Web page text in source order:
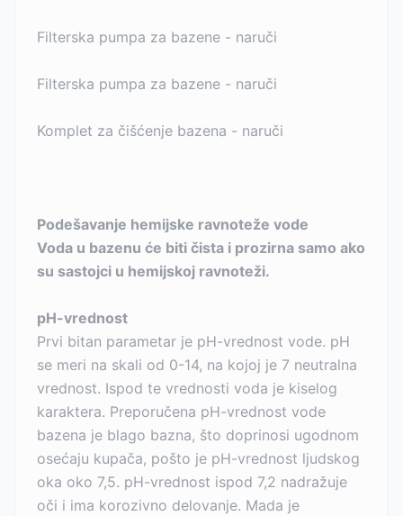
Filterska pumpa za bazene - naruči
Filterska pumpa za bazene - naruči
Komplet za čišćenje bazena - naruči
Podešavanje hemijske ravnoteže vode
Voda u bazenu će biti čista i prozirna samo ako
su sastojci u hemijskoj ravnoteži.
pH-vrednost
Prvi bitan parametar je pH-vrednost vode. pH
se meri na skali od 0-14, na kojoj je 7 neutralna
vrednost. Ispod te vrednosti voda je kiselog
karaktera. Preporučena pH-vrednost vode
bazena je blago bazna, što doprinosi ugodnom
osećaju kupača, pošto je pH-vrednost ljudskog
oka oko 7,5. pH-vrednost ispod 7,2 nadražuje
oči i ima korozivno delovanje. Mada je